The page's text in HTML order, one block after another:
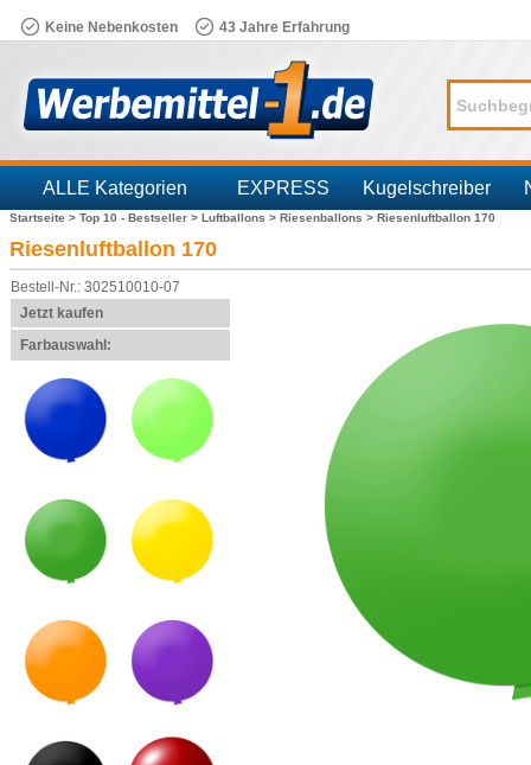
Keine Nebenkosten 43 Jahre Erfahrung
ALLE Kategorien EXPRESS Kugelschreiber
Branchen
Startseite > Top 10 - Bestseller > Luftballons > Riesenballons > Riesenluftballon 170
Riesenluftballon 170
Bestell-Nr.: 302510010-07
Jetzt kaufen
Farbauswahl: